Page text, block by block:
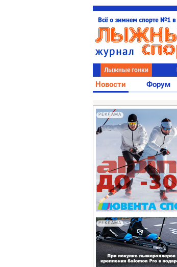
Лыжные гонки
Новости Форум
РЕКЛАМА
РЕКЛАМА